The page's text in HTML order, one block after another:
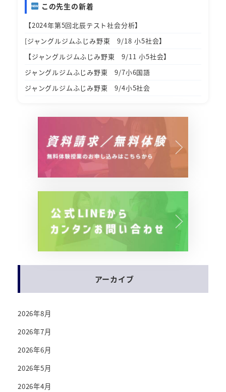
この先生の新着
【2024年第5回北辰テスト社会分析】
[ジャングルジムふじみ野東 9/18 小5社会】
【ジャングルジムふじみ野東 9/11 小5社会】
ジャングルジムふじみ野東 9/7小6国語
ジャングルジムふじみ野東 9/4小5社会
アーカイブ
2026年8月
2026年7月
2026年6月
2026年5月
2026年4月